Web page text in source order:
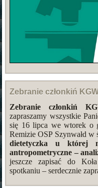
Zebranie członkiń
Zebranie członkiń
zapraszamy wszystkie
się 16 lipca we wtorek o
Remizie OSP Szynwałd
dietetyczka u której
antropometryczne –
jeszcze zapisać do
spotkaniu – serdecznie